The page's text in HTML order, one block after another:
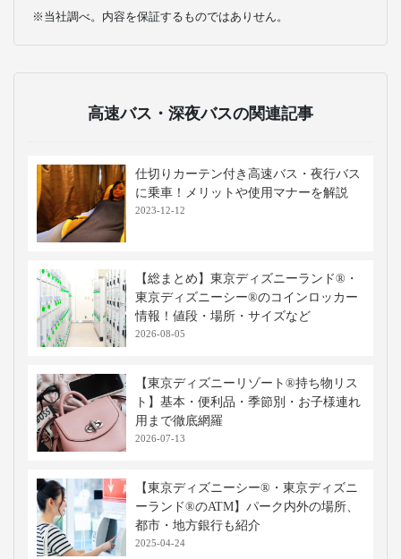
※当社調べ。内容を保証するものではありせん。
高速バス・深夜バスの関連記事
仕切りカーテン付き高速バス・夜行バス
に乗車！メリットや使用マナーを解説
2023-12-12
【総まとめ】東京ディズニーランド®・
東京ディズニーシー®のコインロッカー
情報！値段・場所・サイズなど
2026-08-05
【東京ディズニーリゾート®持ち物リス
ト】基本・便利品・季節別・お子様連れ
用まで徹底網羅
2026-07-13
【東京ディズニーシー®・東京ディズニ
ーランド®のATM】パーク内外の場所、
都市・地方銀行も紹介
2025-04-24